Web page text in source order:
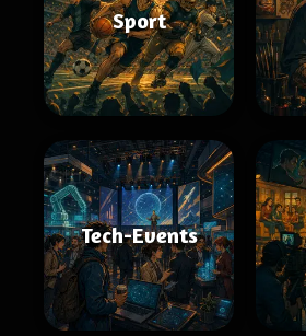
Sport
Tech-Events